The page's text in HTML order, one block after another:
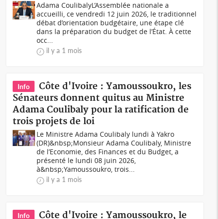
Adama CoulibalyL’Assemblée nationale a
accueilli, ce vendredi 12 juin 2026, le traditionnel
débat d’orientation budgétaire, une étape clé
dans la préparation du budget de l’État. À cette
occ...
il y a 1 mois
Info
Côte d'Ivoire : Yamoussoukro, les
Sénateurs donnent quitus au Ministre
Adama Coulibaly pour la ratification de
trois projets de loi
Le Ministre Adama Coulibaly lundi à Yakro
(DR)&nbsp;Monsieur Adama Coulibaly, Ministre
de l’Economie, des Finances et du Budget, a
présenté le lundi 08 juin 2026,
à&nbsp;Yamoussoukro, trois...
il y a 1 mois
Info
Côte d'Ivoire : Yamoussoukro, le